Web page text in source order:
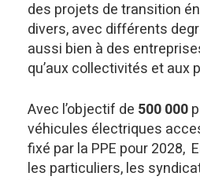
des projets de transition
divers, avec différents
aussi bien à des
qu’aux collectivités et aux
Avec l’objectif de 500 000
véhicules électriques
fixé par la PPE pour 2028,
les particuliers, les